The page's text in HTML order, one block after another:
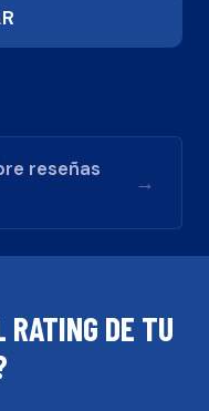
reseñas
→
RATING DE TU